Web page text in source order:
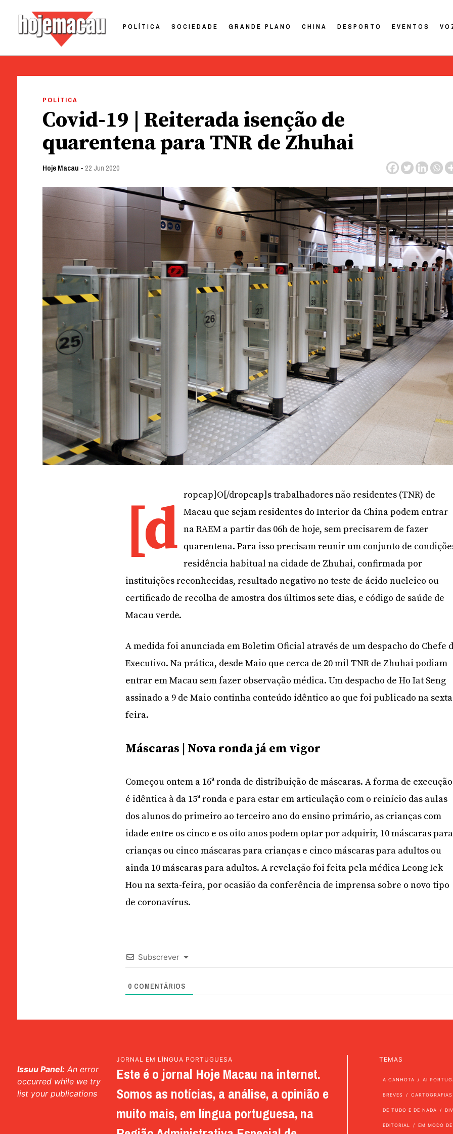
POLÍTICA SOCIEDADE GRANDE PLANO CHINA DESPORTO EVENTOS
POLÍTICA
Covid-19 | Reiterada isenção de
quarentena para TNR de Zhuhai
Hoje Macau - 22 Jun 2020
[d ropcap]O[/dropcap]s trabalhadores não residentes (TNR) de
Macau que sejam residentes do Interior da China podem entrar
na RAEM a partir das 06h de hoje, sem precisarem de fazer
quarentena. Para isso precisam reunir um conjunto de
residência habitual na cidade de Zhuhai, confirmada por
instituições reconhecidas, resultado negativo no teste de ácido nucleico ou
certificado de recolha de amostra dos últimos sete dias, e código de saúde de
Macau verde.
A medida foi anunciada em Boletim Oficial através de um despacho do Chefe
Executivo. Na prática, desde Maio que cerca de 20 mil TNR de Zhuhai podiam
entrar em Macau sem fazer observação médica. Um despacho de Ho Iat Seng
assinado a 9 de Maio continha conteúdo idêntico ao que foi publicado na
feira.
Máscaras | Nova ronda já em vigor
Começou ontem a 16ª ronda de distribuição de máscaras. A forma de execução
é idêntica à da 15ª ronda e para estar em articulação com o reinício das aulas
dos alunos do primeiro ao terceiro ano do ensino primário, as crianças com
idade entre os cinco e os oito anos podem optar por adquirir, 10 máscaras para
crianças ou cinco máscaras para crianças e cinco máscaras para adultos ou
ainda 10 máscaras para adultos. A revelação foi feita pela médica Leong Iek
Hou na sexta-feira, por ocasião da conferência de imprensa sobre o novo tipo
de coronavírus.
Subscrever
0 COMENTÁRIOS
Issuu Panel: An error
occurred while we try
list your publications
JORNAL EM LÍNGUA PORTUGUESA
Este é o jornal Hoje Macau na internet.
Somos as notícias, a análise, a opinião e
muito mais, em língua portuguesa, na
TEMAS
A CANHOTA AI
BREVES CARTOGRAFIAS
DE TUDO E DE NADA
EDITORIAL EM MODO